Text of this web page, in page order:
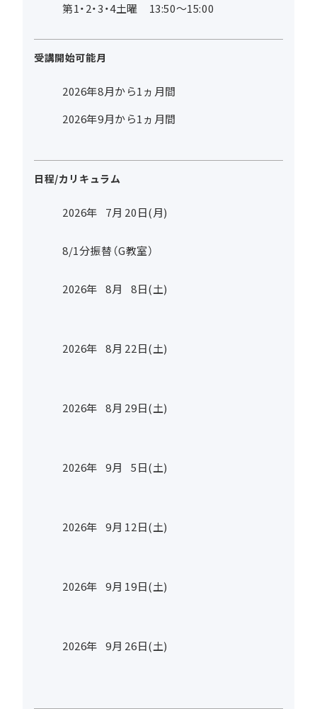
第1・2・3・4土曜 13:50～15:00
受講開始可能月
2026年8月から1ヵ月間
2026年9月から1ヵ月間
日程/カリキュラム
2026年 7月 20日(月)
8/1分振替（G教室）
2026年 8月 8日(土)
2026年 8月 22日(土)
2026年 8月 29日(土)
2026年 9月 5日(土)
2026年 9月 12日(土)
2026年 9月 19日(土)
2026年 9月 26日(土)